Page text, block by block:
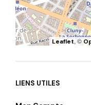
Leaflet, ©
LIENS UTILES